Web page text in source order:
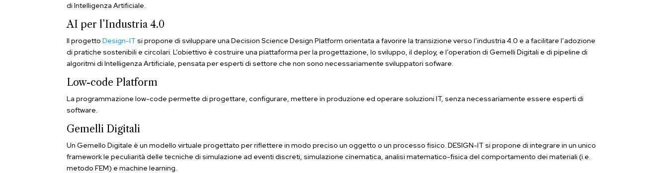
di Intelligenza Artificiale.
AI per l’Industria 4.0
Il progettoDesign-IT si propone di sviluppare una Decision Science Design Platform orientata a favorire la transizione verso l’industria 4.0 e a facilitare l’adozione
di pratiche sostenibili e circolari. L’obiettivo è costruire una piattaforma per la progettazione, lo sviluppo, il deploy, e l’operation di Gemelli Digitali e di pipeline di
algoritmi di Intelligenza Artificiale, pensata per esperti di settore che non sono necessariamente sviluppatori sofware.
Low-code Platform
La programmazione low-code permette di progettare, configurare, mettere in produzione ed operare soluzioni IT, senza necessariamente essere esperti di
software.
Gemelli Digitali
Un Gemello Digitale è un modello virtuale progettato per riflettere in modo preciso un oggetto o un processo fisico. DESIGN-IT si propone di integrare in un unico
framework le peculiarità delle tecniche di simulazione ad eventi discreti, simulazione cinematica, analisi matematico-fisica del comportamento dei materiali (i.e.
metodo FEM) e machine learning.